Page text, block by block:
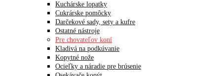
Kuchárske lopatky
Cukrárske pomôcky
Darčekové sady, sety a kufre
Ostatné nástroje
Pre chovateľov koní
Kladivá na podkúvanie
Kopytné nože
Ocieľky a náradie pre brúsenie